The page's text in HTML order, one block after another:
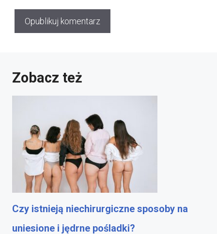
Zobacz też
Czy istnieją niechirurgiczne sposoby na
uniesione i jędrne pośladki?